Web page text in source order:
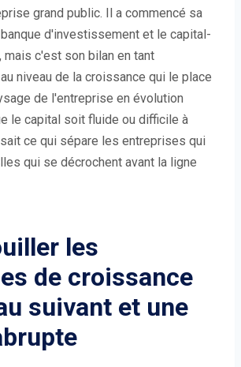
grand public. Il a commencé sa
d'investissement et le capital-
c'est son bilan en tant
niveau de la croissance qui le place
de l'entreprise en évolution
le capital soit fluide ou difficile à
ce qui sépare les entreprises qui
qui se décrochent avant la ligne
les
de croissance
suivant et une